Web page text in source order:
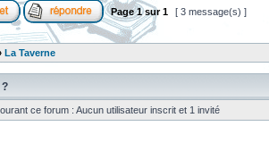
Page1sur1 [ 3 message(s) ]
La Taverne
?
ce forum : Aucun utilisateur inscrit et 1 invité